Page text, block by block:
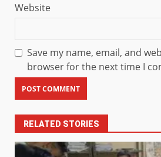
Website
Save my name, email, and
browser for the next time I
RELATED STORIES